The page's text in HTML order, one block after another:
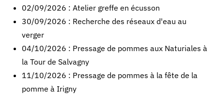
02/09/2026 : Atelier greffe en écusson
30/09/2026 : Recherche des réseaux d'eau au
verger
04/10/2026 : Pressage de pommes aux Naturiales à
la Tour de Salvagny
11/10/2026 : Pressage de pommes à la fête de la
pomme à Irigny